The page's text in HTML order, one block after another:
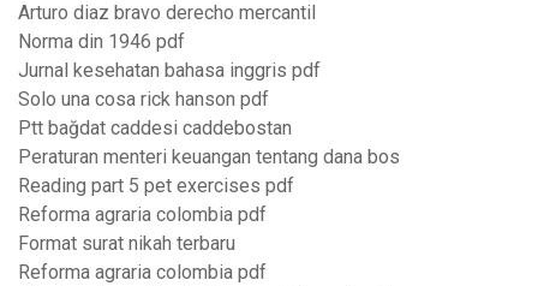
Arturo diaz bravo derecho mercantil
Norma din 1946 pdf
Jurnal kesehatan bahasa inggris pdf
Solo una cosa rick hanson pdf
Ptt bağdat caddesi caddebostan
Peraturan menteri keuangan tentang dana bos
Reading part 5 pet exercises pdf
Reforma agraria colombia pdf
Format surat nikah terbaru
Reforma agraria colombia pdf